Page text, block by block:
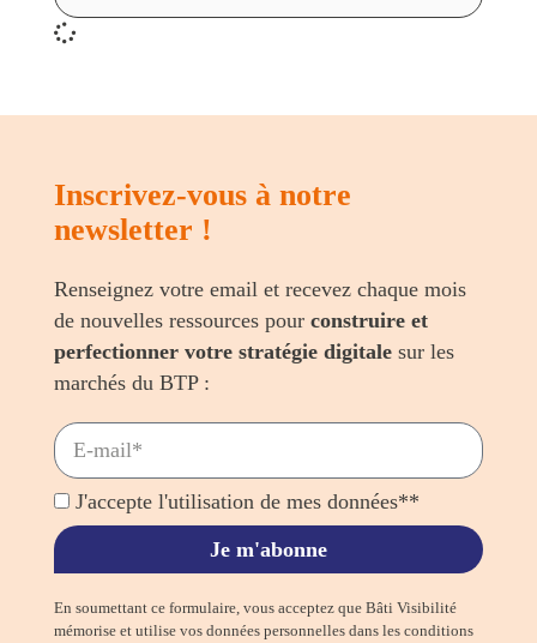
Inscrivez-vous à notre
newsletter !
Renseignez votre email et recevez chaque mois
de nouvelles ressources pour construire et
perfectionner votre stratégie digitalesur les
marchés du BTP :
J'accepte l'utilisation de mes données**
Je m'abonne
En soumettant ce formulaire, vous acceptez que Bâti Visibilité
mémorise et utilise vos données personnelles dans les conditions